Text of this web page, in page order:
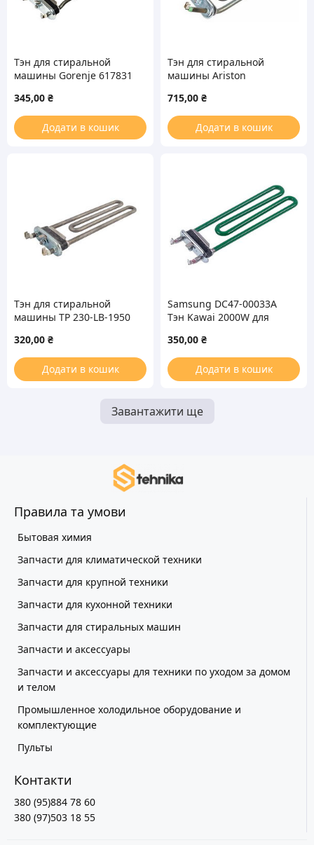
Тэн для стиральной
машины Gorenje 617831
L=240mm 2000W (тонкий)
345,00 ₴
Додати в кошик
Тэн для стиральной
машины Ariston
1800 IRCA L=205mm
1800W
715,00 ₴
Додати в кошик
Тэн для стиральной
машины TP 230-LB-1950
1950W
320,00 ₴
Додати в кошик
Samsung DC47-00033A
Тэн Kawai 2000W для
350,00 ₴
Додати в кошик
Завантажити ще
Правила та умови
Бытовая химия
Запчасти для климатической техники
Запчасти для крупной техники
Запчасти для кухонной техники
Запчасти для стиральных машин
Запчасти и аксессуары
Запчасти и аксессуары для техники по уходом за домом
и телом
Промышленное холодильное оборудование и
комплектующие
Пульты
Контакти
380 (95)884 78 60
380 (97)503 18 55